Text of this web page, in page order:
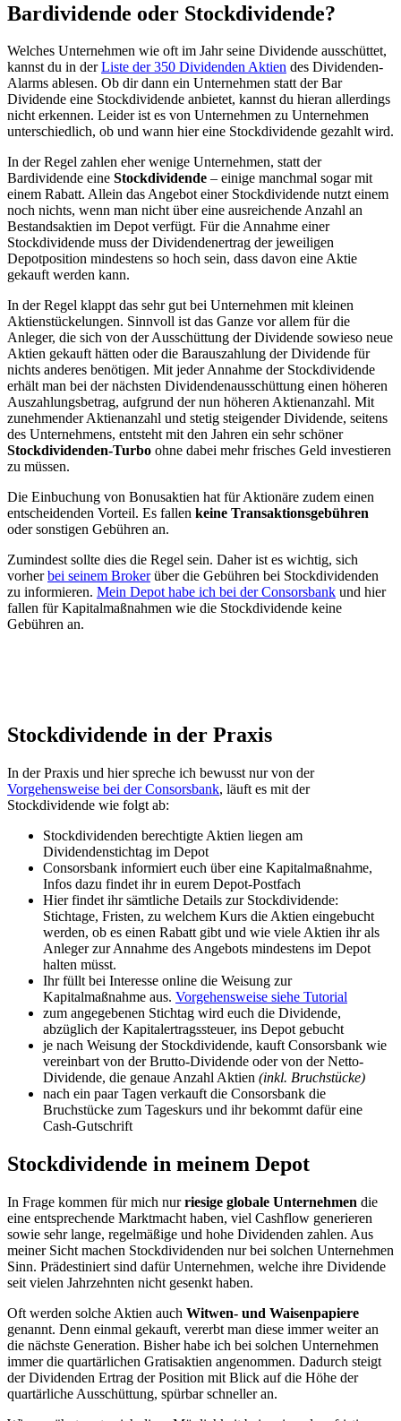
Bardividende oder Stockdividende?
Welches Unternehmen wie oft im Jahr seine Dividende ausschüttet,
kannst du in derListe der 350 Dividenden Aktien des Dividenden-
Alarms ablesen. Ob dir dann ein Unternehmen statt der Bar
Dividende eine Stockdividende anbietet, kannst du hieran allerdings
nicht erkennen. Leider ist es von Unternehmen zu Unternehmen
unterschiedlich, ob und wann hier eine Stockdividende gezahlt wird.
In der Regel zahlen eher wenige Unternehmen, statt der
Bardividende eine Stockdividende – einige manchmal sogar mit
einem Rabatt. Allein das Angebot einer Stockdividende nutzt einem
noch nichts, wenn man nicht über eine ausreichende Anzahl an
Bestandsaktien im Depot verfügt. Für die Annahme einer
Stockdividende muss der Dividendenertrag der jeweiligen
Depotposition mindestens so hoch sein, dass davon eine Aktie
gekauft werden kann.
In der Regel klappt das sehr gut bei Unternehmen mit kleinen
Aktienstückelungen. Sinnvoll ist das Ganze vor allem für die
Anleger, die sich von der Ausschüttung der Dividende sowieso neue
Aktien gekauft hätten oder die Barauszahlung der Dividende für
nichts anderes benötigen. Mit jeder Annahme der Stockdividende
erhält man bei der nächsten Dividendenausschüttung einen höheren
Auszahlungsbetrag, aufgrund der nun höheren Aktienanzahl. Mit
zunehmender Aktienanzahl und stetig steigender Dividende, seitens
des Unternehmens, entsteht mit den Jahren ein sehr schöner
Stockdividenden-Turbo ohne dabei mehr frisches Geld investieren
zu müssen.
Die Einbuchung von Bonusaktien hat für Aktionäre zudem einen
entscheidenden Vorteil. Es fallen keine Transaktionsgebühren
oder sonstigen Gebühren an.
Zumindest sollte dies die Regel sein. Daher ist es wichtig, sich
vorherbei seinem Brokerüber die Gebühren bei Stockdividenden
zu informieren. Mein Depot habe ich bei der Consorsbank und hier
fallen für Kapitalmaßnahmen wie die Stockdividende keine
Gebühren an.
Stockdividende in der Praxis
In der Praxis und hier spreche ich bewusst nur von der
Vorgehensweise bei der Consorsbank, läuft es mit der
Stockdividende wie folgt ab:
Stockdividenden berechtigte Aktien liegen am
Dividendenstichtag im Depot
Consorsbank informiert euch über eine Kapitalmaßnahme,
Infos dazu findet ihr in eurem Depot-Postfach
Hier findet ihr sämtliche Details zur Stockdividende:
Stichtage, Fristen, zu welchem Kurs die Aktien eingebucht
werden, ob es einen Rabatt gibt und wie viele Aktien ihr als
Anleger zur Annahme des Angebots mindestens im Depot
halten müsst.
Ihr füllt bei Interesse online die Weisung zur
Kapitalmaßnahme aus. Vorgehensweise siehe Tutorial
zum angegebenen Stichtag wird euch die Dividende,
abzüglich der Kapitalertragssteuer, ins Depot gebucht
je nach Weisung der Stockdividende, kauft Consorsbank wie
vereinbart von der Brutto-Dividende oder von der Netto-
Dividende, die genaue Anzahl Aktien (inkl. Bruchstücke)
nach ein paar Tagen verkauft die Consorsbank die
Bruchstücke zum Tageskurs und ihr bekommt dafür eine
Cash-Gutschrift
Stockdividende in meinem Depot
In Frage kommen für mich nurriesige globale Unternehmen die
eine entsprechende Marktmacht haben, viel Cashflow generieren
sowie sehr lange, regelmäßige und hohe Dividenden zahlen. Aus
meiner Sicht machen Stockdividenden nur bei solchen Unternehmen
Sinn. Prädestiniert sind dafür Unternehmen, welche ihre Dividende
seit vielen Jahrzehnten nicht gesenkt haben.
Oft werden solche Aktien auch Witwen- und Waisenpapiere
genannt. Denn einmal gekauft, vererbt man diese immer weiter an
die nächste Generation. Bisher habe ich bei solchen Unternehmen
immer die quartärlichen Gratisaktien angenommen. Dadurch steigt
der Dividenden Ertrag der Position mit Blick auf die Höhe der
quartärliche Ausschüttung, spürbar schneller an.